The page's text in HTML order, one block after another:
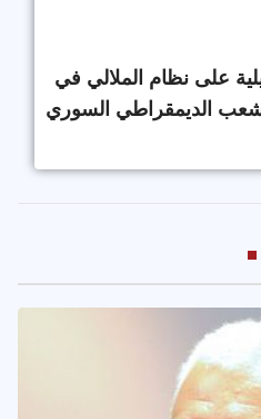
على نظام الملالي في
الديمقراطي السوري